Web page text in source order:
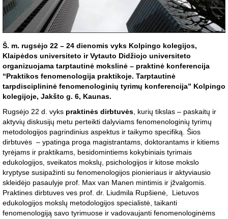
Š. m. rugsėjo 22 – 24 dienomis vyks Kolpingo kolegijos,
Klaipėdos universiteto ir Vytauto Didžiojo universiteto
organizuojama tarptautinė mokslinė – praktinė konferencija
“Praktikos fenomenologija praktikoje. Tarptautinė
tarpdisciplininė fenomenologinių tyrimų konferencija” Kolpingo
kolegijoje, Jakšto g. 6, Kaunas.
Rugsėjo 22 d. vyks praktinės dirbtuvės , kurių tikslas – paskaitų ir
aktyvių diskusijų metu perteikti dalyviams fenomenologinių tyrimų
metodologijos pagrindinius aspektus ir taikymo specifiką. Šios
dirbtuvės – ypatinga proga magistrantams, doktorantams ir kitiems
tyrėjams ir praktikams, besidomintiems kokybiniais tyrimais
edukologijos, sveikatos mokslų, psichologijos ir kitose mokslo
kryptyse susipažinti su fenomenologijos pionieriaus ir aktyviausio
skleidėjo pasaulyje prof. Max van Manen mintimis ir įžvalgomis.
Praktines dirbtuves ves prof. dr. Liudmila Rupšienė, Lietuvos
edukologijos mokslų metodologijos specialistė, taikanti
fenomenologiją savo tyrimuose ir vadovaujanti fenomenologinėms